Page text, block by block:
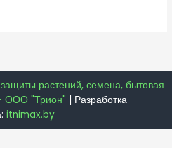
растений, семена, бытовая
ООО "Трион" | Разработка
itnimax.by